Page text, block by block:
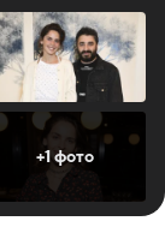
+1 фото